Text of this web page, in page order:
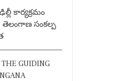
కార్యక్రమం
సంకల్ప
GUIDING